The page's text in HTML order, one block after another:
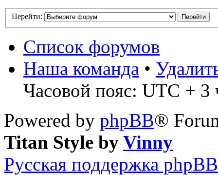
Перейти:
Список форумов
Наша команда •
Часовой пояс: UTC + 3
Powered by phpBB®
Titan Style by Vinny
Русская поддержка phpBB